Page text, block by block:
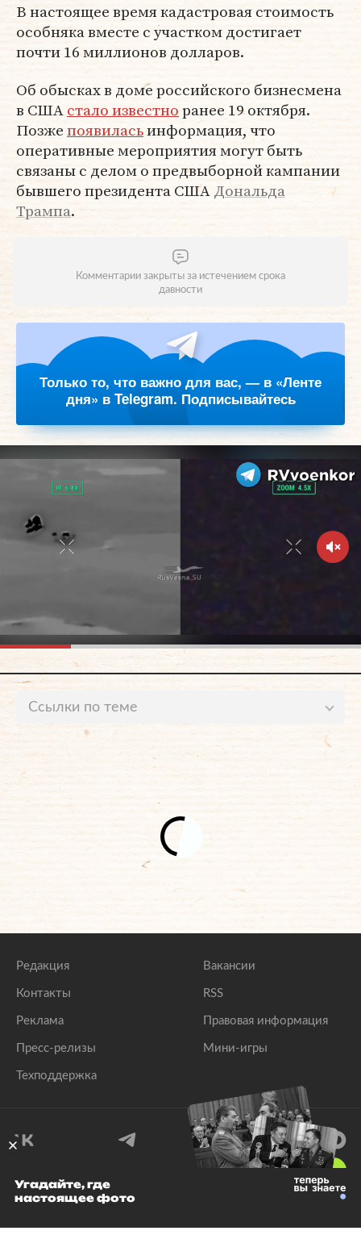
В настоящее время кадастровая стоимость
особняка вместе с участком достигает
почти 16 миллионов долларов.
Об обысках в доме российского бизнесмена
в СШАстало известноранее 19 октября.
Позжепоявиласьинформация, что
оперативные мероприятия могут быть
связаны с делом о предвыборной кампании
бывшего президента СШАДональда
Трампа.
Комментарии закрыты за истечением срока
давности
Только то, что важно для вас, — в «Ленте
дня» в Telegram. Подписывайтесь
Ссылки по теме
Стала известна возможная причина обысков в
доме Дерипаски в США
Обыски в доме Дерипаски в США попали на видео
lenta.ru
ФБР пришло с обысками в дом Дерипаски в США
lenta.ru
Редакция
Контакты
Реклама
Пресс-релизы
Техподдержка
Вакансии
RSS
Правовая информация
Мини-игры
© 1999–2026 Все права защищены.
Угадайте, где
настоящее фото